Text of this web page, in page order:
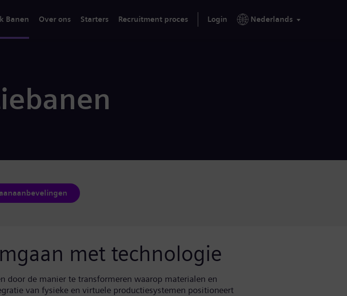
Banen Over ons Starters Recruitment proces Login Nederlands
met technologie
door de manier te transformeren waarop materialen en
van fysieke en virtuele productiesystemen positioneert